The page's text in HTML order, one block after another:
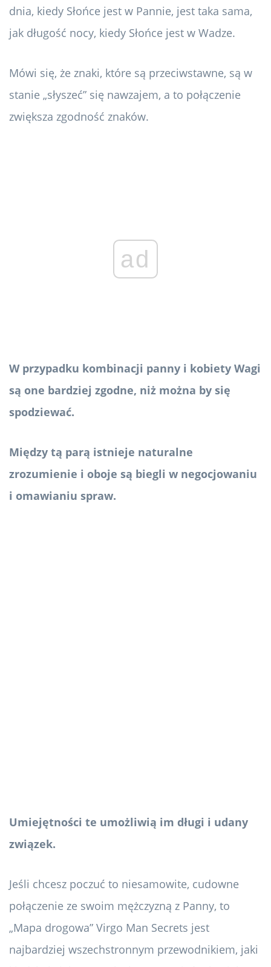
dnia, kiedy Słońce jest w Pannie, jest taka sama,
jak długość nocy, kiedy Słońce jest w Wadze.
Mówi się, że znaki, które są przeciwstawne, są w
stanie „słyszeć” się nawzajem, a to połączenie
zwiększa zgodność znaków.
ad
W przypadku kombinacji panny i kobiety Wagi
są one bardziej zgodne, niż można by się
spodziewać.
Między tą parą istnieje naturalne
zrozumienie i oboje są biegli w negocjowaniu
i omawianiu spraw.
Umiejętności te umożliwią im długi i udany
związek.
Jeśli chcesz poczuć to niesamowite, cudowne
połączenie ze swoim mężczyzną z Panny, to
„Mapa drogowa” Virgo Man Secrets jest
najbardziej wszechstronnym przewodnikiem, jaki